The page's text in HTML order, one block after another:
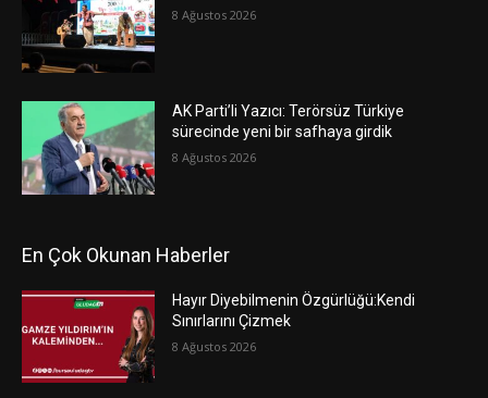
8 Ağustos 2026
AK Parti’li Yazıcı: Terörsüz Türkiye
sürecinde yeni bir safhaya girdik
8 Ağustos 2026
En Çok Okunan Haberler
Hayır Diyebilmenin Özgürlüğü:Kendi
Sınırlarını Çizmek
8 Ağustos 2026